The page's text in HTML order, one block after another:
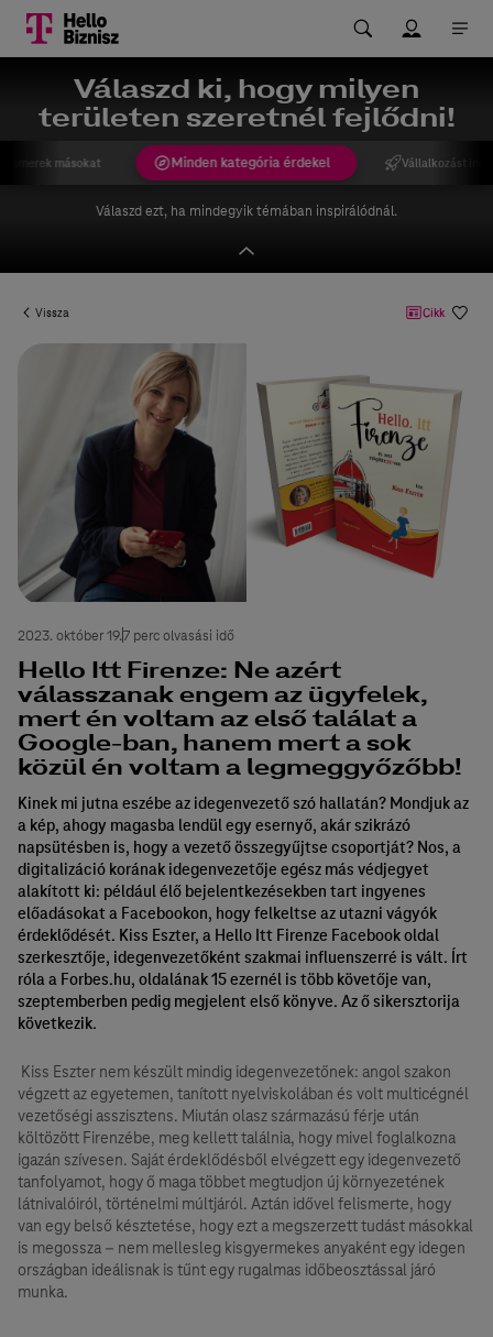
Válaszd ki, hogy milyen
területen szeretnél fejlődni!
Minden kategória érdekel Vállalkozást
másokat
Válaszd ezt, ha mindegyik témában inspirálódnál.
Vissza Cikk
Hello Itt Firenze: Ne azért
válasszanak engem az ügyfelek,
mert én voltam az első találat a
Google-ban, hanem mert a sok
közül én voltam a legmeggyőzőbb!
Kinek mi jutna eszébe az idegenvezető szó hallatán? Mondjuk az
a kép, ahogy magasba lendül egy esernyő, akár szikrázó
napsütésben is, hogy a vezető összegyűjtse csoportját? Nos, a
digitalizáció korának idegenvezetője egész más védjegyet
alakított ki: például élő bejelentkezésekben tart ingyenes
előadásokat a Facebookon, hogy felkeltse az utazni vágyók
érdeklődését. Kiss Eszter, a Hello Itt Firenze Facebook oldal
szerkesztője, idegenvezetőként szakmai influenszerré is vált. Írt
róla a Forbes.hu, oldalának 15 ezernél is több követője van,
szeptemberben pedig megjelent első könyve. Az ő sikersztorija
következik.
2023. október 19.7 perc olvasási idő
Kiss Eszter nem készült mindig idegenvezetőnek: angol szakon
végzett az egyetemen, tanított nyelviskolában és volt multicégnél
vezetőségi asszisztens. Miután olasz származású férje után
költözött Firenzébe, meg kellett találnia, hogy mivel foglalkozna
igazán szívesen. Saját érdeklődésből elvégzett egy idegenvezető
tanfolyamot, hogy ő maga többet megtudjon új környezetének
látnivalóiról, történelmi múltjáról. Aztán idővel felismerte, hogy
van egy belső késztetése, hogy ezt a megszerzett tudást másokkal
is megossza – nem mellesleg kisgyermekes anyaként egy idegen
országban ideálisnak is tűnt egy rugalmas időbeosztással járó
munka.